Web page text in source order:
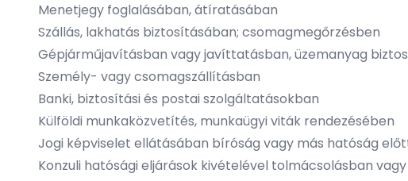
Menetjegy foglalásában, átíratásában
Szállás, lakhatás biztosításában; csomagmegőrzésben
Gépjárműjavításban vagy javíttatásban, üzemanyag
Személy- vagy csomagszállításban
Banki, biztosítási és postai szolgáltatásokban
Külföldi munkaközvetítés, munkaügyi viták rendezésében
Jogi képviselet ellátásában bíróság vagy más hatóság
Konzuli hatósági eljárások kivételével tolmácsolásban